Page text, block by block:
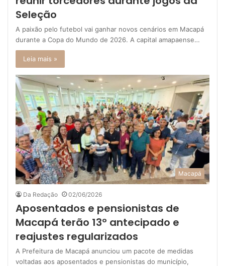
Seleção
A paixão pelo futebol vai ganhar novos cenários em Macapá
durante a Copa do Mundo de 2026. A capital amapaense…
Leia mais »
Macapá
Da Redação 02/06/2026
Aposentados e pensionistas de
Macapá terão 13º antecipado e
reajustes regularizados
A Prefeitura de Macapá anunciou um pacote de medidas
voltadas aos aposentados e pensionistas do município,